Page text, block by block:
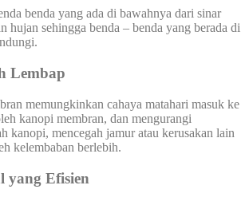
benda yang ada di bawahnya dari sinar
hujan sehingga benda – benda yang berada di
Lembap
memungkinkan cahaya matahari masuk ke
kanopi membran, dan mengurangi
kanopi, mencegah jamur atau kerusakan lain
kelembaban berlebih.
yang Efisien